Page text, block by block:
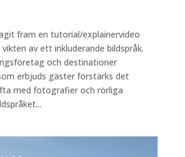
fram en tutorial/explainervideo
av ett inkluderande bildspråk.
och destinationer
erbjuds gäster förstärks det
med fotografier och rörliga